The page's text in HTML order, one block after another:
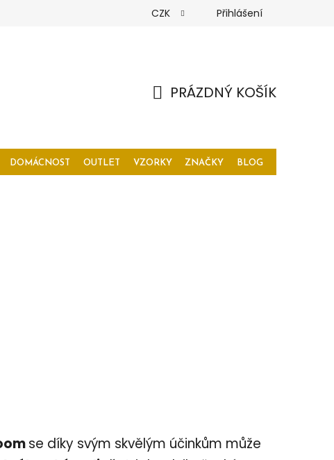
CZK Přihlášení
PRÁZDNÝ KOŠÍK
DOMÁCNOST OUTLET VZORKY ZNAČKY BLOG
se díky svým skvělým účinkům může